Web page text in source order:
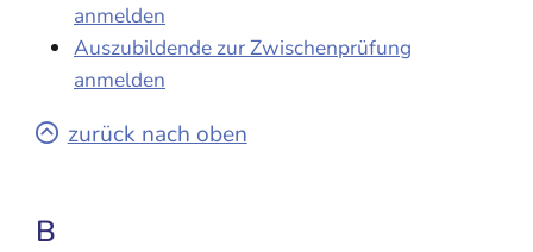
anmelden
Auszubildende zur Zwischenprüfung
anmelden
zurück nach oben
B